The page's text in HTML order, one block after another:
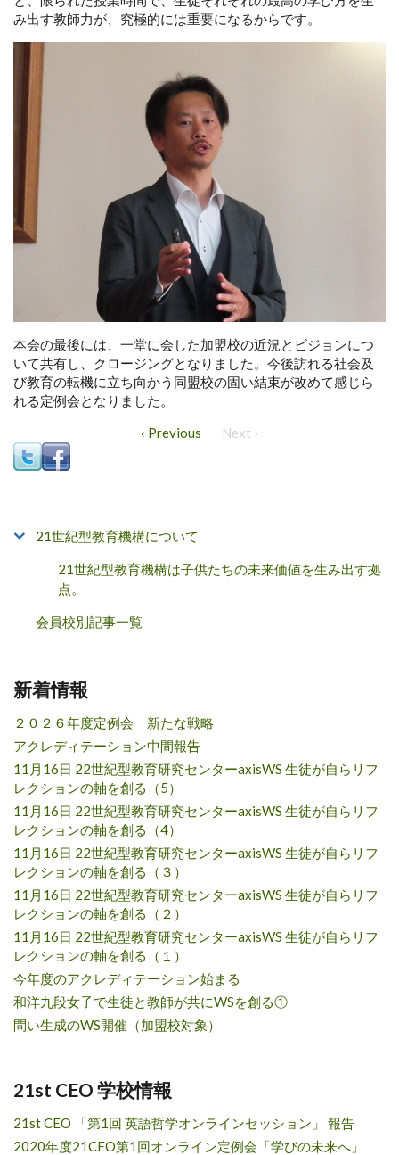
み出す教師力が、究極的には重要になるからです。
本会の最後には、一堂に会した加盟校の近況とビジョンにつ
いて共有し、クロージングとなりました。今後訪れる社会及
び教育の転機に立ち向かう同盟校の固い結束が改めて感じら
れる定例会となりました。
‹ Previous
Next ›
21世紀型教育機構について
21世紀型教育機構は子供たちの未来価値を生み出す拠
点。
会員校別記事一覧
新着情報
２０２６年度定例会 新たな戦略
アクレディテーション中間報告
11月16日 22世紀型教育研究センターaxisWS 生徒が自らリフ
レクションの軸を創る（5）
11月16日 22世紀型教育研究センターaxisWS 生徒が自らリフ
レクションの軸を創る（4）
11月16日 22世紀型教育研究センターaxisWS 生徒が自らリフ
レクションの軸を創る（３）
11月16日 22世紀型教育研究センターaxisWS 生徒が自らリフ
レクションの軸を創る（２）
11月16日 22世紀型教育研究センターaxisWS 生徒が自らリフ
レクションの軸を創る（１）
今年度のアクレディテーション始まる
和洋九段女子で生徒と教師が共にWSを創る①
問い生成のWS開催（加盟校対象）
21st CEO 学校情報
21st CEO 「第1回 英語哲学オンラインセッション」 報告
2020年度21CEO第1回オンライン定例会「学びの未来へ」